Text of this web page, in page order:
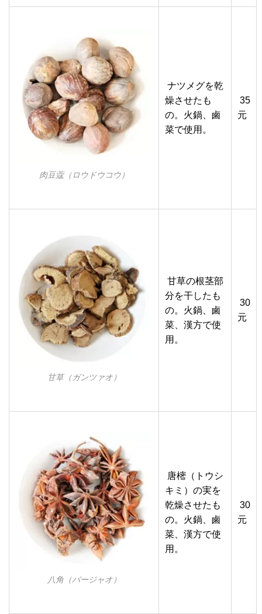
肉豆蔻（ロウドウコウ）
ナツメグを乾
燥させたも
の。火鍋、鹵
菜で使用。
35
元
甘草（ガンツァオ）
甘草の根茎部
分を干したも
の。火鍋、鹵
菜、漢方で使
用。
30
元
八角（バージャオ）
唐樒（トウシ
キミ）の実を
乾燥させたも
の。火鍋、鹵
菜、漢方で使
用。
30
元